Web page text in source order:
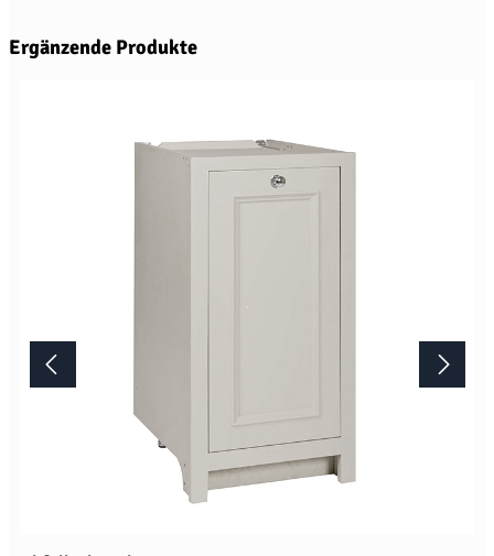
dieser "handpainted" Oberflächen sind der matte Glanz und der
sichtbare feine Pinseleffekt. Die visuelle und haptische Wirkung einer
englischen Manufaktur gefertigt.Die Lieferzeit beträgt daher
mindestens acht Wochen. Mehr Informationen Bitte beachten Sie,
aufgrund der Lichtverhältnisse bei der Produktfotografie und
unterschiedlichenBildschirmeinstellungen kann es dazu kommen,
Produktgalerie überspringen
Ergänzende Produkte